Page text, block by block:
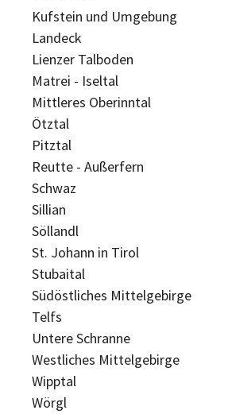
Kufstein und Umgebung
Landeck
Lienzer Talboden
Matrei - Iseltal
Mittleres Oberinntal
Ötztal
Pitztal
Reutte - Außerfern
Schwaz
Sillian
Söllandl
St. Johann in Tirol
Stubaital
Südöstliches Mittelgebirge
Telfs
Untere Schranne
Westliches Mittelgebirge
Wipptal
Wörgl